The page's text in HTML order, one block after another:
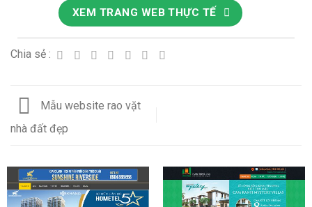
XEM TRANG WEB THỰC TẾ
Chia sẻ :
Mẫu website rao vặt
nhà đất đẹp